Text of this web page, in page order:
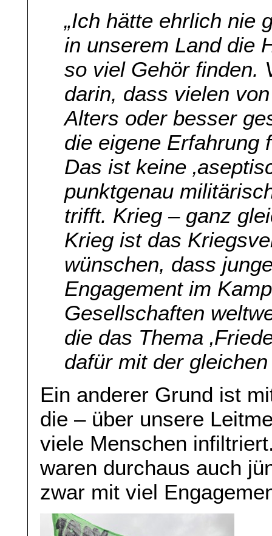
„Ich hätte ehrlich nie
in unserem Land die
so viel Gehör finden.
darin, dass vielen
Alters oder besser
die eigene Erfahrung
Das ist keine
punktgenau
trifft. Krieg – ganz
Krieg ist das
wünschen, dass
Engagement im
Gesellschaften
die das Thema
dafür mit der
Ein anderer Grund ist
die – über unsere
viele Menschen
waren durchaus auch
zwar mit viel